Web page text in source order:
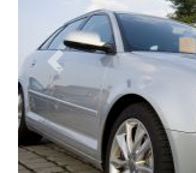
Previous